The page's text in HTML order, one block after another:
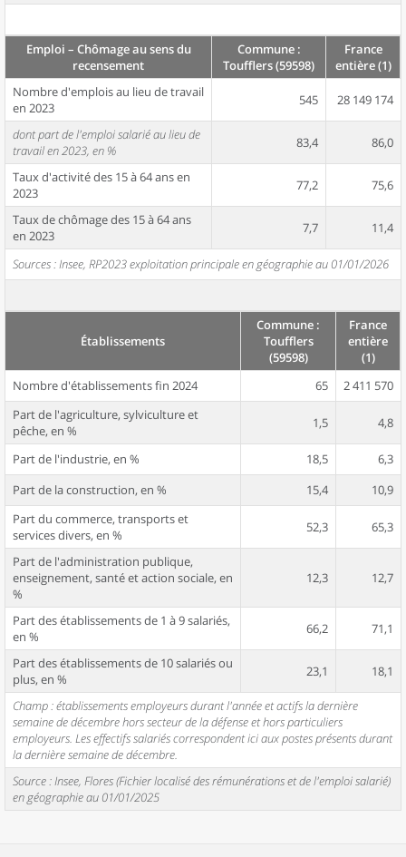
Emploi – Chômage au sens du
recensement
Commune :
Toufflers (59598)
France
entière (1)
Nombre d'emplois au lieu de travail
en 2023
545 28 149 174
dont part de l'emploi salarié au lieu de
travail en 2023, en %
83,4 86,0
Taux d'activité des 15 à 64 ans en
2023
77,2 75,6
Taux de chômage des 15 à 64 ans
en 2023
7,7 11,4
Sources : Insee, RP2023 exploitation principale en géographie au 01/01/2026
Établissements
Commune :
Toufflers
(59598)
France
entière
(1)
Nombre d'établissements fin 2024
65
2 411 570
Part de l'agriculture, sylviculture et
pêche, en %
1,5 4,8
Part de l'industrie, en % 18,5
6,3
Part de la construction, en %
15,4
10,9
Part du commerce, transports et
services divers, en %
52,3 65,3
Part de l'administration publique,
enseignement, santé et action sociale, en
%
12,3 12,7
Part des établissements de 1 à 9 salariés,
en %
66,2 71,1
Part des établissements de 10 salariés ou
plus, en %
23,1 18,1
Champ : établissements employeurs durant l'année et actifs la dernière
semaine de décembre hors secteur de la défense et hors particuliers
employeurs. Les effectifs salariés correspondent ici aux postes présents durant
la dernière semaine de décembre.
Source : Insee, Flores (Fichier localisé des rémunérations et de l'emploi salarié)
en géographie au 01/01/2025